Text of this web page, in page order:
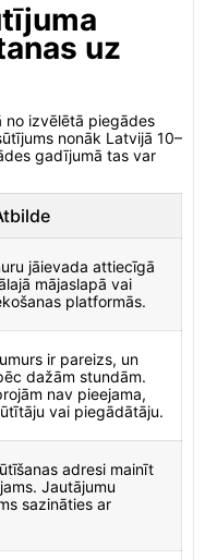
uz
no izvēlētā piegādes
nonāk Latvijā 10–
gadījumā tas var
jāievada attiecīgā
mājaslapā vai
platformās.
ir pareizs, un
dažām stundām.
nav pieejama,
vai piegādātāju.
adresi mainīt
Jautājumu
sazināties ar